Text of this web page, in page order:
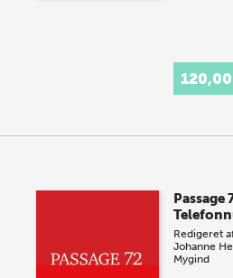
Passage
Redigeret
Johanne
Mygind